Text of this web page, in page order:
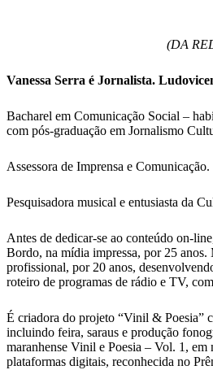
(DA
Vanessa Serra é Jornalista.
Bacharel em Comunicação Social –
com pós-graduação em Jornalismo
Assessora de Imprensa e Comunicação.
Pesquisadora musical e entusiasta da
Antes de dedicar-se ao conteúdo on-
Bordo, na mídia impressa, por 25 anos.
profissional, por 20 anos,
roteiro de programas de rádio e TV,
É criadora do projeto “Vinil & Poesia”
incluindo feira, saraus e produção
maranhense Vinil e Poesia – Vol. 1,
plataformas digitais, reconhecida no